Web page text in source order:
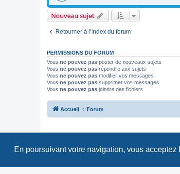
En poursuivant votre navigation, vous acceptez
Nouveau sujet
Retourner à l’index du forum
PERMISSIONS DU FORUM
Vous ne pouvez pas poster de nouveaux sujets
Vous ne pouvez pas répondre aux sujets
Vous ne pouvez pas modifier vos messages
Vous ne pouvez pas supprimer vos messages
Vous ne pouvez pas joindre des fichiers
Accueil Forum